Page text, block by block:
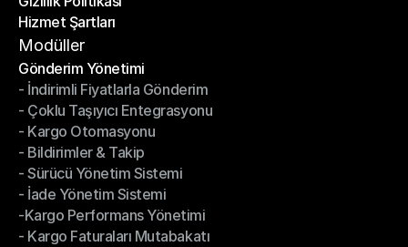
Gizlilik Politikası
Hizmet Şartları
Hizmet Şartları
Modüller
Gönderim Yönetimi
Gönderim Yönetimi
- İndirimli Fiyatlarla Gönderim
- İndirimli Fiyatlarla Gönderim
- Çoklu Taşıyıcı Entegrasyonu
- Çoklu Taşıyıcı Entegrasyonu
- Kargo Otomasyonu
- Kargo Otomasyonu
- Bildirimler & Takip
- Bildirimler & Takip
- Sürücü Yönetim Sistemi
- Sürücü Yönetim Sistemi
- İade Yönetim Sistemi
- İade Yönetim Sistemi
-Kargo Performans Yönetimi
-Kargo Performans Yönetimi
- Kargo Faturaları Mutabakatı